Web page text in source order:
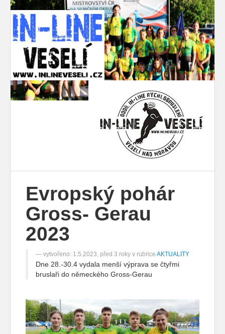
Evropský pohár
Gross- Gerau
2023
vytvořeno: 1.5.2023, před 3 roky v rubrice AKTUALITY
Dne 28.-30.4 vydala menší výprava se čtyřmi
bruslaři do německého Gross-Gerau